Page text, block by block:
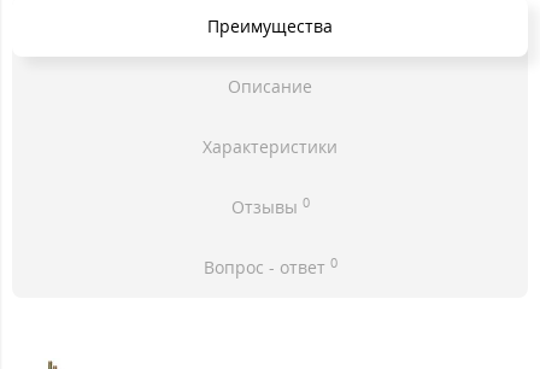
Преимущества
Описание
Характеристики
Отзывы 0
Вопрос - ответ 0